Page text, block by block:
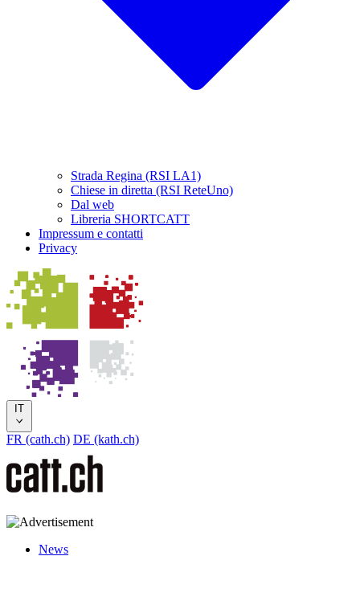
Strada Regina (RSI LA1)
Chiese in diretta (RSI ReteUno)
Dal web
Libreria SHORTCATT
Impressum e contatti
Privacy
IT
FR (cath.ch) DE (kath.ch)
News